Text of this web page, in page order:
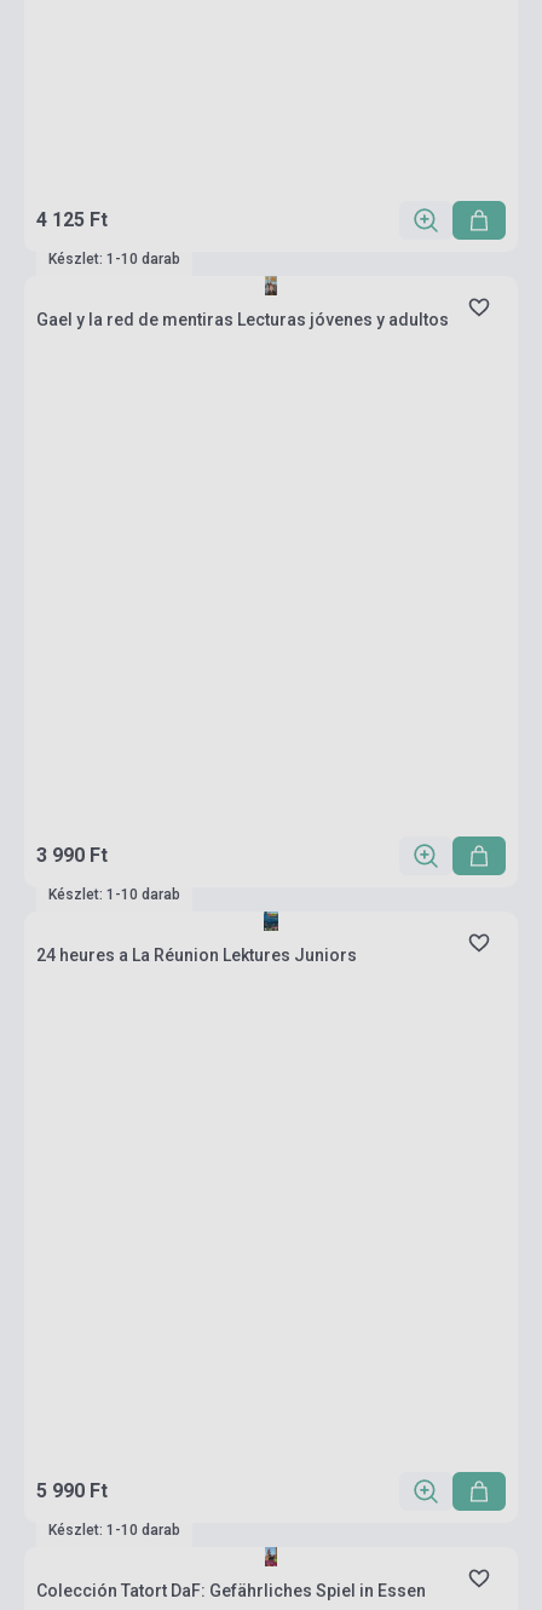
4 125 Ft
Készlet: 1-10 darab
Gael y la red de mentiras Lecturas jóvenes y adultos
3 990 Ft
Készlet: 1-10 darab
24 heures a La Réunion Lektures Juniors
5 990 Ft
Készlet: 1-10 darab
Colección Tatort DaF: Gefährliches Spiel in Essen